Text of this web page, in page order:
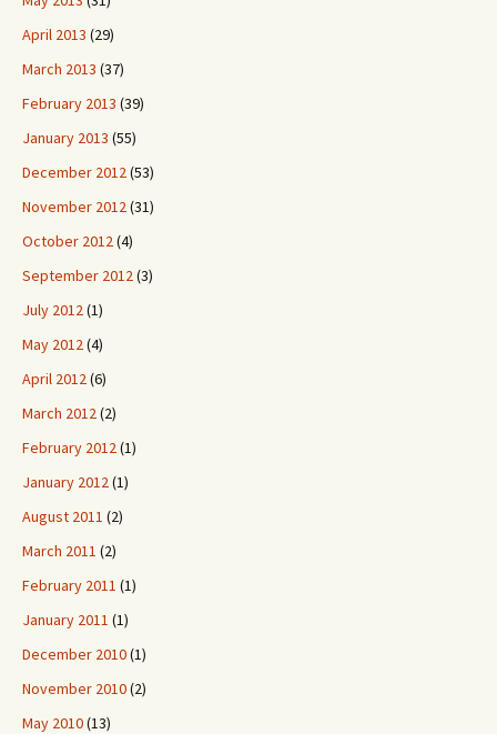
April 2013 (29)
March 2013 (37)
February 2013 (39)
January 2013 (55)
December 2012(53)
November 2012(31)
October 2012(4)
September 2012(3)
July 2012(1)
May 2012(4)
April 2012(6)
March 2012(2)
February 2012(1)
January 2012(1)
August 2011 (2)
March 2011 (2)
February 2011 (1)
January 2011 (1)
December 2010(1)
November 2010(2)
May 2010(13)